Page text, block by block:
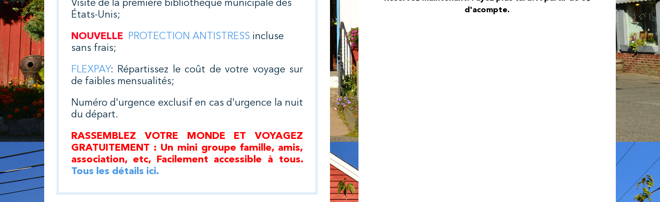
Visite de la première bibliothèque municipale des
États-Unis;
NOUVELLE PROTECTION ANTISTRESS incluse
sans frais;
FLEXPAY: Répartissez le coût de votre voyage sur
de faibles mensualités;
Numéro d'urgence exclusif en cas d'urgence la nuit
du départ.
RASSEMBLEZ VOTRE MONDE ET VOYAGEZ
GRATUITEMENT : Un mini groupe famille, amis,
association, etc, Facilement accessible à tous.
Tous les détails ici.
d'acompte.